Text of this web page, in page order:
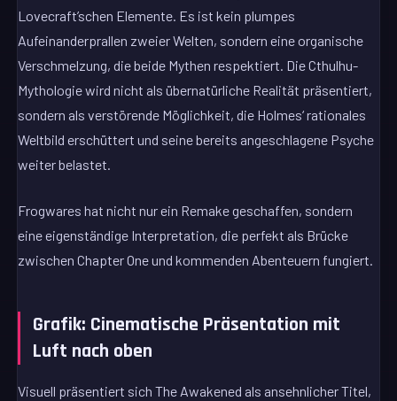
Lovecraft’schen Elemente. Es ist kein plumpes
Aufeinanderprallen zweier Welten, sondern eine organische
Verschmelzung, die beide Mythen respektiert. Die Cthulhu-
Mythologie wird nicht als übernatürliche Realität präsentiert,
sondern als verstörende Möglichkeit, die Holmes‘ rationales
Weltbild erschüttert und seine bereits angeschlagene Psyche
weiter belastet.
Frogwares hat nicht nur ein Remake geschaffen, sondern
eine eigenständige Interpretation, die perfekt als Brücke
zwischen Chapter One und kommenden Abenteuern fungiert.
Grafik: Cinematische Präsentation mit
Luft nach oben
Visuell präsentiert sich The Awakened als ansehnlicher Titel,